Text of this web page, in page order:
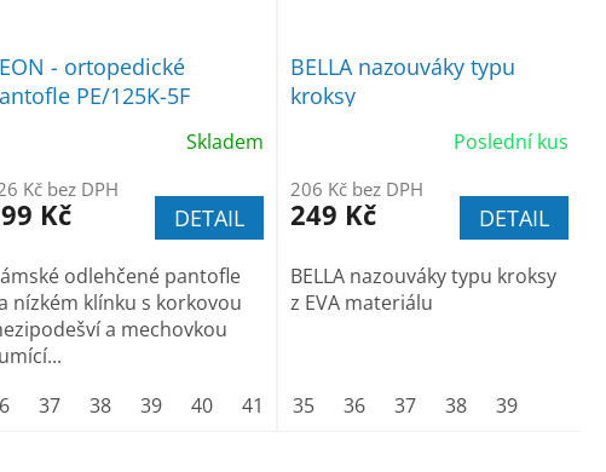
vel. 40 vel. 41 vel. 42
- ortopedické
PE/125K-5F
Skladem
Kč bez DPH
Kč DETAIL
odlehčené pantofle
nízkém klínku s korkovou
a mechovkou
37 38 39 40 41 42
BELLA nazouváky typu
kroksy
Poslední kus
206 Kč bez DPH
249 Kč DETAIL
BELLA nazouváky typu kroksy
z EVA materiálu
35 36 37 38 39